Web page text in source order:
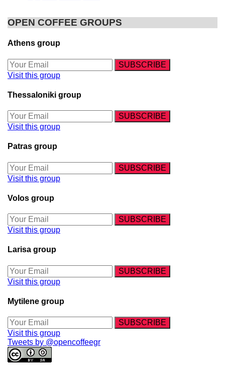
OPEN COFFEE GROUPS
Athens group
Visit this group
Thessaloniki group
Visit this group
Patras group
Visit this group
Volos group
Visit this group
Larisa group
Visit this group
Mytilene group
Visit this group
Tweets by @opencoffeegr